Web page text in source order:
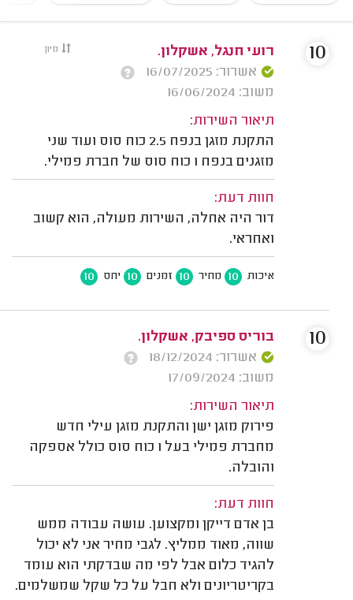
מיון
רועי חנגל, אשקלון.
אשרור: 16/07/2025
משוב: 16/06/2024
תיאור השירות:
התקנת מזגן בנפח 2.5 כוח סוס ועוד שני
מזגנים בנפח 1 כוח סוס של חברת פמילי.
חוות דעת:
דור היה אחלה, השירות מעולה, הוא קשוב
ואחראי.
איכות 10 מחיר 10 זמנים 10 יחס 10
10
בוריס ספיבק, אשקלון.
אשרור: 18/12/2024
משוב: 17/09/2024
תיאור השירות:
פירוק מזגן ישן והתקנת מזגן עילי חדש
מחברת פמילי בעל 1 כוח סוס כולל אספקה
והובלה.
חוות דעת:
בן אדם דייקן ומקצוען. עושה עבודה ממש
שווה, מאוד ממליץ. לגבי מחיר אני לא יכול
להגיד כלום אבל לפי מה שבדקתי הוא עומד
בקריטריונים ולא חבל על כל שקל שמשלמים.
10